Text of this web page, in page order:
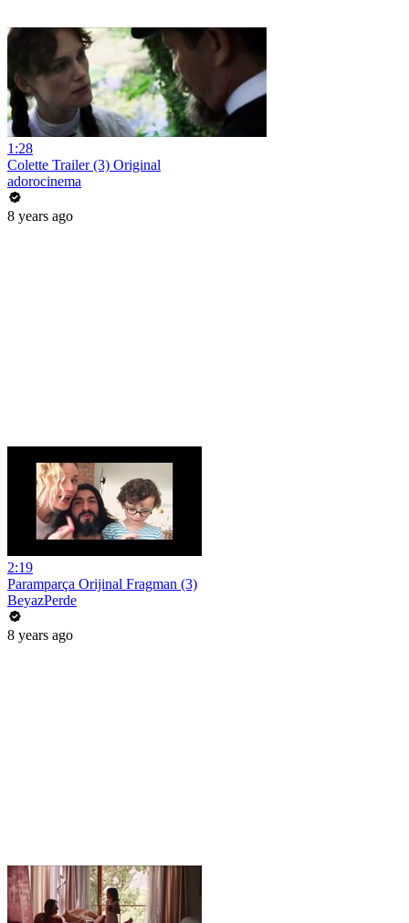
1:28
Colette Trailer (3) Original
adorocinema
8 years ago
2:19
Paramparça Orijinal Fragman (3)
BeyazPerde
8 years ago